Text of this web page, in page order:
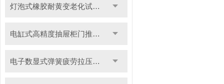
灯泡式橡胶耐黄变老化试验机
电缸式高精度抽屉柜门推拉试验机
电子数显式弹簧疲劳拉压试验机